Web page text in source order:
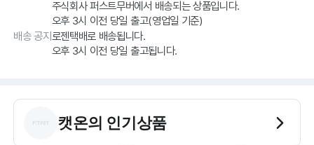
주식회사 퍼스트무버에서 배송되는 상품입니다.
오후 3시 이전 당일 출고(영업일 기준)
배송 공지로젠택배로 배송됩니다.
오후 3시 이전 당일 출고됩니다.
캣온의 인기상품